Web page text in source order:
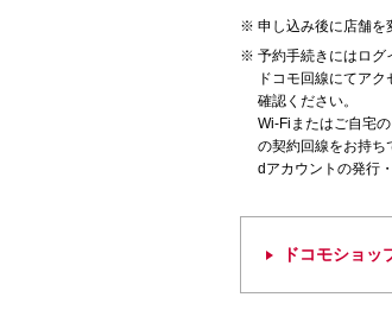
申し込み後に店舗を
予約手続きにはログ
ドコモ回線にてア
確認ください。
Wi-Fiまたはご自宅
の契約回線をお持ち
dアカウントの発行
ドコモショッ